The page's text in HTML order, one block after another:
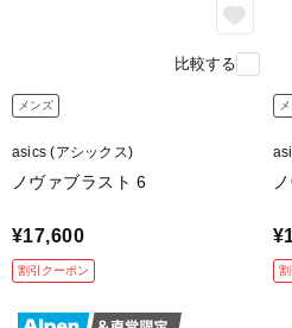
攻めの走りを支え
プ
比較する
メンズ
asics (アシックス)
ノヴァブラスト 6
¥17,600
割引クーポン